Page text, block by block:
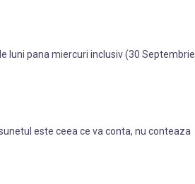
luni pana miercuri inclusiv (30 Septembrie
este ceea ce va conta, nu conteaza